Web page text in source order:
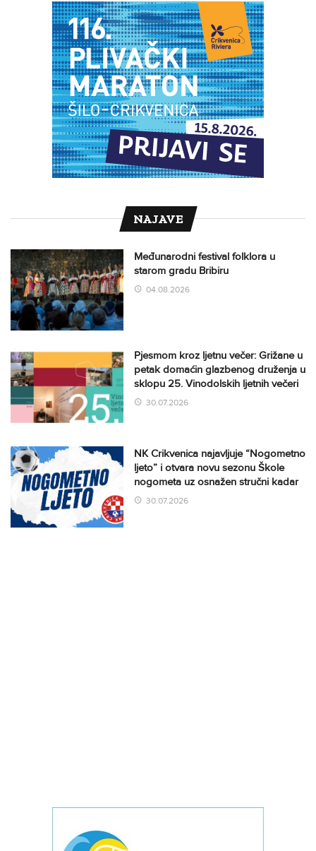
NAJAVE
Međunarodni festival folklora u
starom gradu Bribiru
04.08.2026
Pjesmom kroz ljetnu večer: Grižane u
petak domaćin glazbenog druženja u
sklopu 25. Vinodolskih ljetnih večeri
30.07.2026
NK Crikvenica najavljuje “Nogometno
ljeto” i otvara novu sezonu Škole
nogometa uz osnažen stručni kadar
30.07.2026